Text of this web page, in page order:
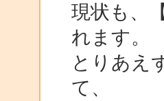
現状も、
れます。
とりあえ
て、